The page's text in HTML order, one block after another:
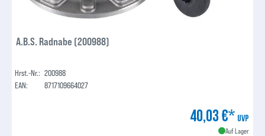
A.B.S. Radnabe (200988)
Hrst.-Nr.: 200988
EAN:
8717109664027
40,03 €* UVP
Auf Lager